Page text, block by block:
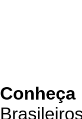
Conheça